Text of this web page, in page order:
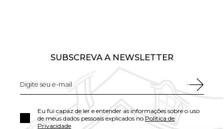
SUBSCREVA A NEWSLETTER
Eu fui capaz de ler e entender as informações sobre o uso
de meus dados pessoais explicados no Política de
Privacidade